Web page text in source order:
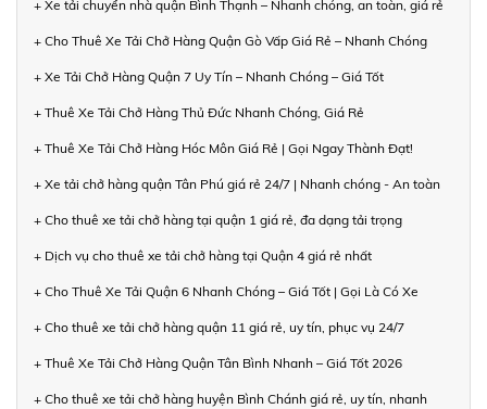
+ Xe tải chuyển nhà quận Bình Thạnh – Nhanh chóng, an toàn, giá rẻ
+ Cho Thuê Xe Tải Chở Hàng Quận Gò Vấp Giá Rẻ – Nhanh Chóng
+ Xe Tải Chở Hàng Quận 7 Uy Tín – Nhanh Chóng – Giá Tốt
+ Thuê Xe Tải Chở Hàng Thủ Đức Nhanh Chóng, Giá Rẻ
+ Thuê Xe Tải Chở Hàng Hóc Môn Giá Rẻ | Gọi Ngay Thành Đạt!
+ Xe tải chở hàng quận Tân Phú giá rẻ 24/7 | Nhanh chóng - An toàn
+ Cho thuê xe tải chở hàng tại quận 1 giá rẻ, đa dạng tải trọng
+ Dịch vụ cho thuê xe tải chở hàng tại Quận 4 giá rẻ nhất
+ Cho Thuê Xe Tải Quận 6 Nhanh Chóng – Giá Tốt | Gọi Là Có Xe
+ Cho thuê xe tải chở hàng quận 11 giá rẻ, uy tín, phục vụ 24/7
+ Thuê Xe Tải Chở Hàng Quận Tân Bình Nhanh – Giá Tốt 2026
+ Cho thuê xe tải chở hàng huyện Bình Chánh giá rẻ, uy tín, nhanh